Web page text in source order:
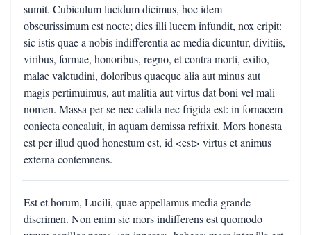
sumit. Cubiculum lucidum dicimus, hoc idem
obscurissimum est nocte; dies illi lucem infundit, nox eripit:
sic istis quae a nobis indifferentia ac media dicuntur, divitiis,
viribus, formae, honoribus, regno, et contra morti, exilio,
malae valetudini, doloribus quaeque alia aut minus aut
magis pertimuimus, aut malitia aut virtus dat boni vel mali
nomen. Massa per se nec calida nec frigida est: in fornacem
coniecta concaluit, in aquam demissa refrixit. Mors honesta
est per illud quod honestum est, id <est> virtus et animus
externa contemnens.
Est et horum, Lucili, quae appellamus media grande
discrimen. Non enim sic mors indifferens est quomodo